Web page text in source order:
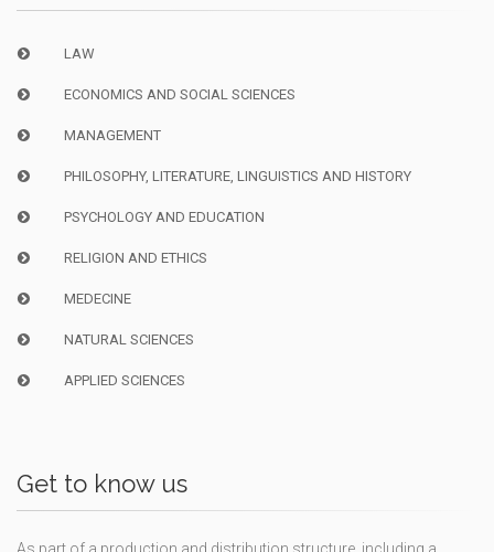
LAW
ECONOMICS AND SOCIAL SCIENCES
MANAGEMENT
PHILOSOPHY, LITERATURE, LINGUISTICS AND HISTORY
PSYCHOLOGY AND EDUCATION
RELIGION AND ETHICS
MEDECINE
NATURAL SCIENCES
APPLIED SCIENCES
Get to know us